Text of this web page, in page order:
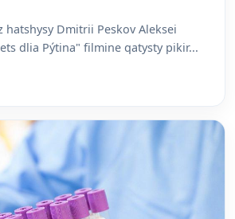
hatshysy Dmitrii Peskov Aleksei
dlia Pýtina" filmine qatysty pikir...